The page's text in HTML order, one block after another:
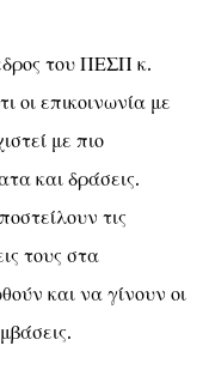
του ΠΕΣΠ κ.
οι επικοινωνία με
με πιο
και δράσεις.
τις
τους στα
και να γίνουν οι